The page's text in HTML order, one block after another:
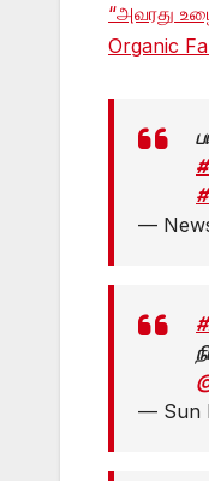
“அவரது
Organic
—
— Sun